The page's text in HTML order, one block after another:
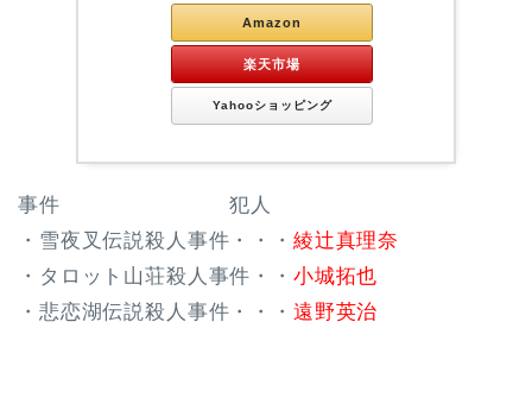
Amazon
楽天市場
Yahooショッピング
事件 犯人
・雪夜叉伝説殺人事件・・・ 綾辻真理奈
・タロット山荘殺人事件・・ 小城拓也
・悲恋湖伝説殺人事件・・・ 遠野英治